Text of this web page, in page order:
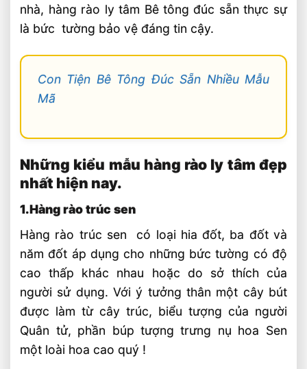
nhà, hàng rào ly tâm Bê tông đúc sẵn thực sự
là bức tường bảo vệ đáng tin cậy.
Con Tiện Bê Tông Đúc Sẵn Nhiều Mẫu
Mã
Những kiểu mẫu hàng rào ly tâm đẹp
nhất hiện nay.
1.Hàng rào trúc sen
Hàng rào trúc sen có loại hia đốt, ba đốt và
năm đốt áp dụng cho những bức tường có độ
cao thấp khác nhau hoặc do sở thích của
người sử dụng. Với ý tưởng thân một cây bút
được làm từ cây trúc, biểu tượng của người
Quân tử, phần búp tượng trưng nụ hoa Sen
một loài hoa cao quý !